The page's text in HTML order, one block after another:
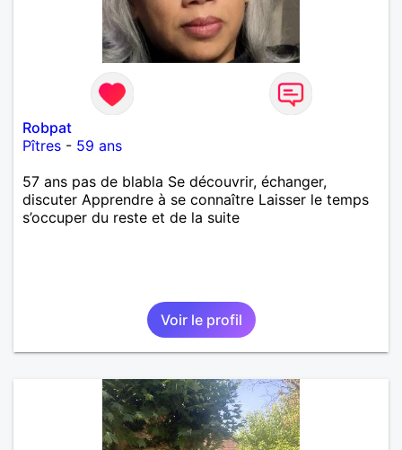
Robpat
Pîtres - 59 ans
57 ans pas de blabla Se découvrir, échanger,
discuter Apprendre à se connaître Laisser le temps
s’occuper du reste et de la suite
Voir le profil